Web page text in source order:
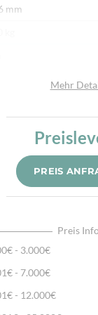
mm
fein per Hand
Schafwolle,
Mehr
PREIS
Preis Info
- 3.000€
- 7.000€
- 12.000€